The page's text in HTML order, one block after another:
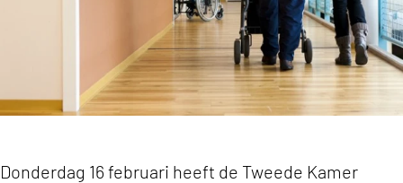
Donderdag 16 februari heeft de Tweede Kamer